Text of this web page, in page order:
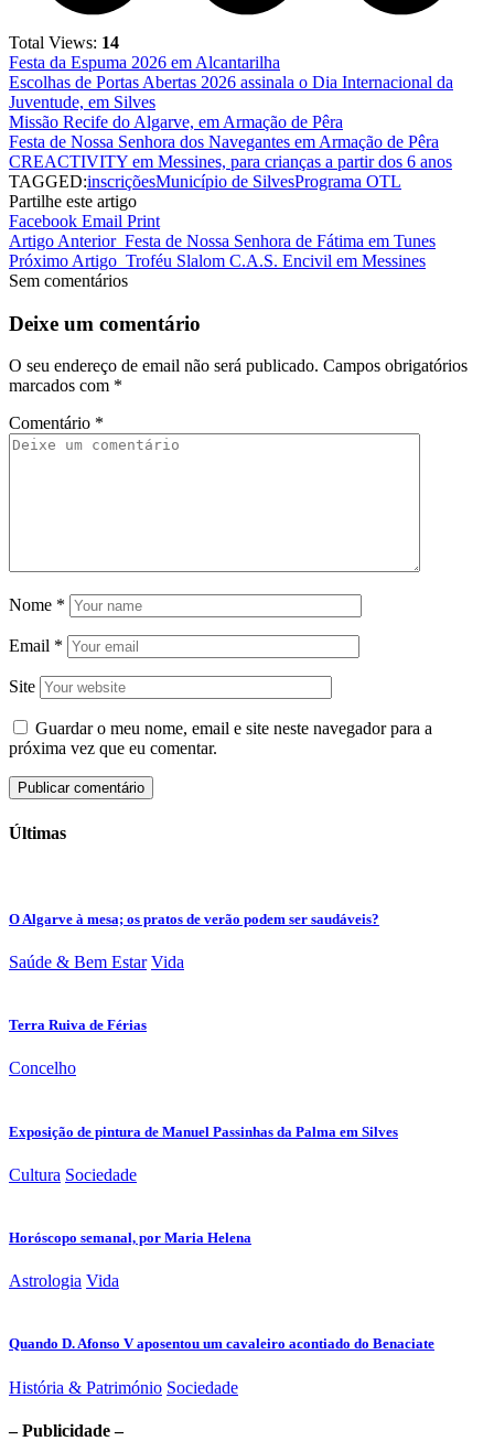
Total Views: 14
Festa da Espuma 2026 em Alcantarilha
Escolhas de Portas Abertas 2026 assinala o Dia Internacional da
Juventude, em Silves
Missão Recife do Algarve, em Armação de Pêra
Festa de Nossa Senhora dos Navegantes em Armação de Pêra
CREACTIVITY em Messines, para crianças a partir dos 6 anos
TAGGED:inscriçõesMunicípio de SilvesPrograma OTL
Partilhe este artigo
Facebook Email Print
Artigo Anterior Festa de Nossa Senhora de Fátima em Tunes
Próximo Artigo Troféu Slalom C.A.S. Encivil em Messines
Sem comentários
Deixe um comentário
O seu endereço de email não será publicado. Campos obrigatórios
marcados com *
Comentário *
Nome *
Email *
Site
Guardar o meu nome, email e site neste navegador para a
próxima vez que eu comentar.
Últimas
O Algarve à mesa; os pratos de verão podem ser saudáveis?
Saúde & Bem Estar Vida
Terra Ruiva de Férias
Concelho
Exposição de pintura de Manuel Passinhas da Palma em Silves
Cultura Sociedade
Horóscopo semanal, por Maria Helena
Astrologia Vida
Quando D. Afonso V aposentou um cavaleiro acontiado do Benaciate
História & Património Sociedade
– Publicidade –